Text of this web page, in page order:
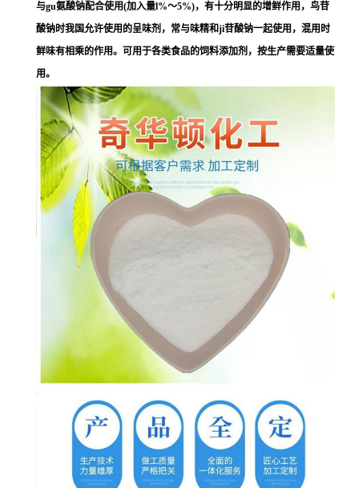
与gu氨酸钠配合使用(加入量l%～5%)，有十分明显的增鲜作用，鸟苷
酸钠时我国允许使用的呈味剂，常与味精和ji苷酸钠一起使用，混用时
鲜味有相乘的作用。可用于各类食品的饲料添加剂，按生产需要适量使
用。